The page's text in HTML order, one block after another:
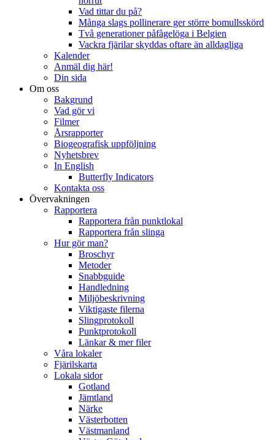
Vad tittar du på?
Många slags pollinerare ger större bomullsskörd
Två generationer påfågelöga i Belgien
Vackra fjärilar skyddas oftare än alldagliga
Kalender
Anmäl dig här!
Din sida
Om oss
Bakgrund
Vad gör vi
Filmer
Årsrapporter
Biogeografisk uppföljning
Nyhetsbrev
In English
Butterfly Indicators
Kontakta oss
Övervakningen
Rapportera
Rapportera från punktlokal
Rapportera från slinga
Hur gör man?
Broschyr
Metoder
Snabbguide
Handledning
Miljöbeskrivning
Viktigaste filerna
Slingprotokoll
Punktprotokoll
Länkar & mer filer
Våra lokaler
Fjärilskarta
Lokala sidor
Gotland
Jämtland
Närke
Västerbotten
Västmanland